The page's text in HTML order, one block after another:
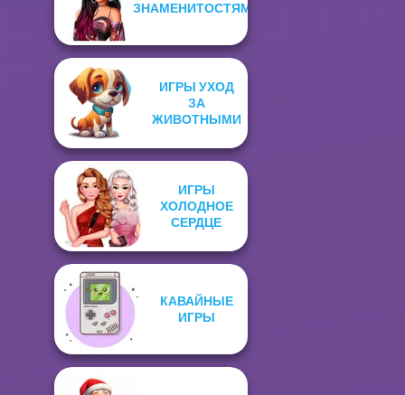
ЗНАМЕНИТОСТЯМИ
ИГРЫ УХОД
ЗА
ЖИВОТНЫМИ
ИГРЫ
ХОЛОДНОЕ
СЕРДЦЕ
КАВАЙНЫЕ
ИГРЫ